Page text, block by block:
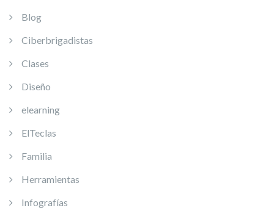
Blog
Ciberbrigadistas
Clases
Diseño
elearning
ElTeclas
Familia
Herramientas
Infografías